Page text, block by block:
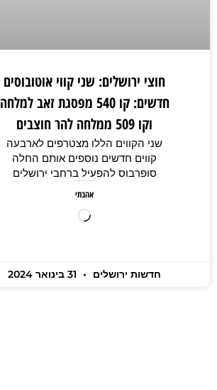
חוצי ירושלים: שני קווי אוטובוסים
חדשים: קו 540 מפסגת זאב למלחה
וקו 509 ממלחה להר חוצבים
שני הקווים הללו מצטרפים לארבעה
קווים חדשים נוספים אותם החלה
סופרבוס להפעיל ברחבי ירושלים
אהבתי
חדשות ירושלים